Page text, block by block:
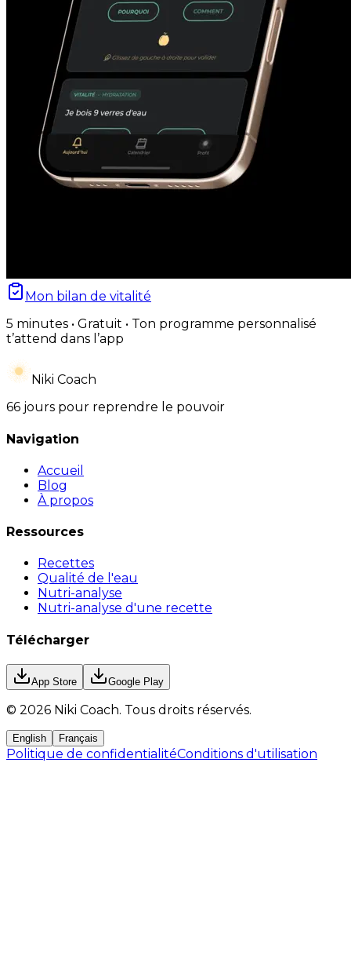
Mon bilan de vitalité
5 minutes • Gratuit • Ton programme personnalisé
t’attend dans l’app
Niki Coach
66 jours pour reprendre le pouvoir
Navigation
Accueil
Blog
À propos
Ressources
Recettes
Qualité de l'eau
Nutri-analyse
Nutri-analyse d'une recette
Télécharger
App Store Google Play
© 2026 Niki Coach. Tous droits réservés.
English Français
Politique de confidentialitéConditions d'utilisation